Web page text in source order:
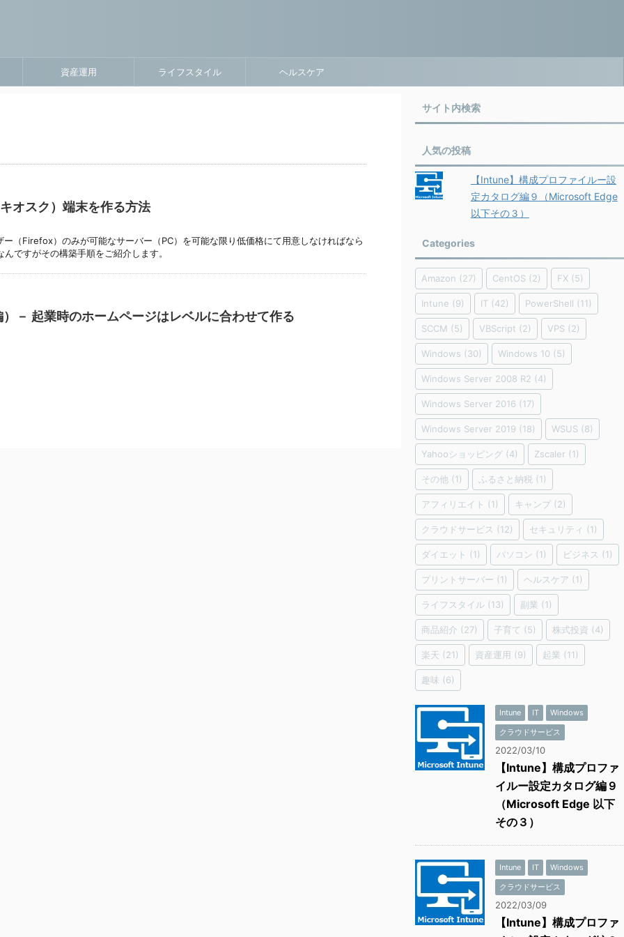
資産運用 ライフスタイル ヘルスケア
オスク）端末を作る方法
（Firefox）のみが可能なサーバー（PC）を可能な限り低価格にて用意しなければなら
ですがその構築手順をご紹介します。
－ 起業時のホームページはレベルに合わせて作る
サイト内検索
人気の投稿
【Intune】構成プロファイルー設
定カタログ編９（Microsoft Edge
以下その３）
Categories
Amazon (27) CentOS (2) FX (5)
Intune (9) IT (42) PowerShell (11)
SCCM (5) VBScript (2) VPS (2)
Windows (30) Windows 10 (5)
Windows Server 2008 R2 (4)
Windows Server 2016 (17)
Windows Server 2019 (18) WSUS (8)
Yahooショッピング (4) Zscaler (1)
その他 (1) ふるさと納税 (1)
アフィリエイト (1) キャンプ (2)
クラウドサービス (12) セキュリティ (1)
ダイエット (1) パソコン (1) ビジネス (1)
プリントサーバー (1) ヘルスケア (1)
ライフスタイル (13) 副業 (1)
商品紹介 (27) 子育て (5) 株式投資 (4)
楽天 (21) 資産運用 (9) 起業 (11)
趣味 (6)
Intune IT
Windows
クラウドサービス
2022/03/10
【Intune】構成プロファ
イルー設定カタログ編９
（Microsoft Edge 以下
その３）
Intune IT
Windows
クラウドサービス
2022/03/09
【Intune】構成プロファ